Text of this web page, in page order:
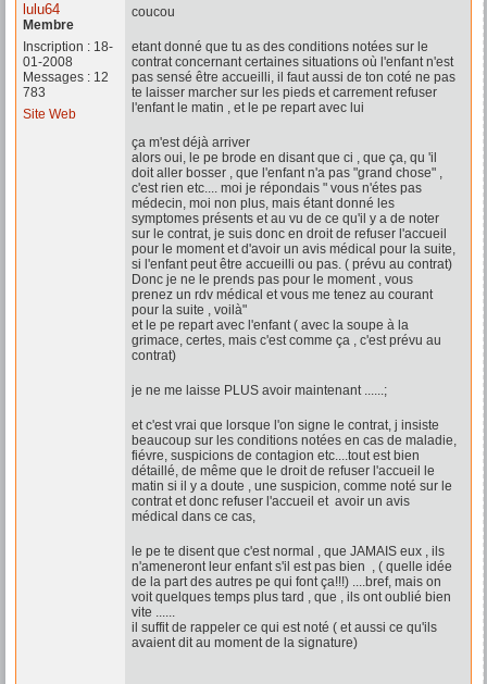
lulu64
Membre
Inscription : 18-
01-2008
Messages : 12
783
Site Web
coucou
etant donné que tu as des conditions notées sur le
contrat concernant certaines situations où l'enfant n'est
pas sensé être accueilli, il faut aussi de ton coté ne pas
te laisser marcher sur les pieds et carrement refuser
l'enfant le matin , et le pe repart avec lui
ça m'est déjà arriver
alors oui, le pe brode en disant que ci , que ça, qu 'il
doit aller bosser , que l'enfant n'a pas "grand chose" ,
c'est rien etc.... moi je répondais " vous n'étes pas
médecin, moi non plus, mais étant donné les
symptomes présents et au vu de ce qu'il y a de noter
sur le contrat, je suis donc en droit de refuser l'accueil
pour le moment et d'avoir un avis médical pour la suite,
si l'enfant peut être accueilli ou pas. ( prévu au contrat)
Donc je ne le prends pas pour le moment , vous
prenez un rdv médical et vous me tenez au courant
pour la suite , voilà"
et le pe repart avec l'enfant ( avec la soupe à la
grimace, certes, mais c'est comme ça , c'est prévu au
contrat)
je ne me laisse PLUS avoir maintenant ......;
et c'est vrai que lorsque l'on signe le contrat, j insiste
beaucoup sur les conditions notées en cas de maladie,
fiévre, suspicions de contagion etc....tout est bien
détaillé, de même que le droit de refuser l'accueil le
matin si il y a doute , une suspicion, comme noté sur le
contrat et donc refuser l'accueil et avoir un avis
médical dans ce cas,
le pe te disent que c'est normal , que JAMAIS eux , ils
n'ameneront leur enfant s'il est pas bien , ( quelle idée
de la part des autres pe qui font ça!!!) ....bref, mais on
voit quelques temps plus tard , que , ils ont oublié bien
vite ......
il suffit de rappeler ce qui est noté ( et aussi ce qu'ils
avaient dit au moment de la signature)